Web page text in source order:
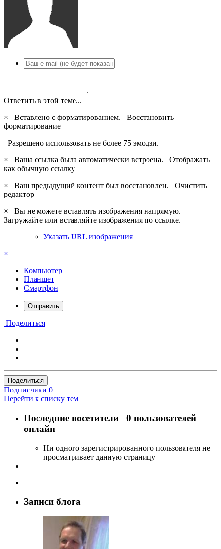
Ответить в этой теме...
×
Вставлено с форматированием. Восстановить
форматирование
Разрешено использовать не более 75 эмодзи.
×
Ваша ссылка была автоматически встроена. Отображать
как обычную ссылку
×
Ваш предыдущий контент был восстановлен. Очистить
редактор
×
Вы не можете вставлять изображения напрямую.
Загружайте или вставляйте изображения по ссылке.
Указать URL изображения
×
Компьютер
Планшет
Смартфон
Отправить
Поделиться
Поделиться
Подписчики 0
Перейти к списку тем
Последние посетители 0 пользователей
онлайн
Ни одного зарегистрированного пользователя не
просматривает данную страницу
Записи блога